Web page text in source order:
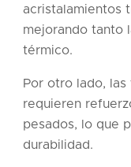
acristalamientos
mejorando tanto
térmico.
Por otro lado,
requieren
pesados, lo que
durabilidad.